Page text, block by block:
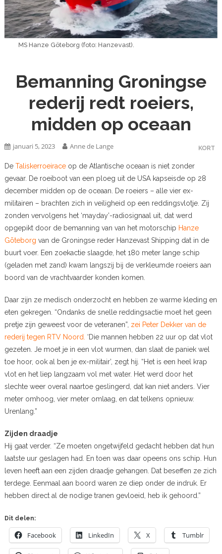
MS Hanze Göteborg (foto: Hanzevast).
Bemanning Groningse
rederij redt roeiers,
midden op oceaan
KORT
januari 5, 2023 Anne de Lange
De Taliskerroeirace op de Atlantische oceaan is niet zonder
gevaar. De roeiboot van een ploeg uit de USA kapseisde op 28
december midden op de oceaan. De roeiers – alle vier ex-
militairen – brachten zich in veiligheid op een reddingsvlotje. Zij
zonden vervolgens het ‘mayday’-radiosignaal uit, dat werd
opgepikt door de bemanning van van het motorschip Hanze
Gõteborg van de Groningse reder Hanzevast Shipping dat in de
buurt voer. Een zoekactie slaagde, het 180 meter lange schip
(geladen met zand) kwam langszij bij de verkleumde roeiers aan
boord van de vrachtvaarder konden komen.
Daar zijn ze medisch onderzocht en hebben ze warme kleding en
eten gekregen. “Ondanks de snelle reddingsactie moet het geen
pretje zijn geweest voor de veteranen”, zei Peter Dekker van de
rederij tegen RTV Noord.
‘Die mannen hebben 22 uur op dat vlot
gezeten. Je moet je in een vlot wurmen, dan slaat de paniek wel
toe hoor, ook al ben je ex-militair’, zegt hij. “Het is een heel krap
vlot en het liep langzaam vol met water. Het werd door het
slechte weer overal naartoe geslingerd, dat kan niet anders. Vier
meter omhoog, vier meter omlaag, en dat telkens opnieuw.
Urenlang.”
Zijden draadje
Hij gaat verder. “Ze moeten ongetwijfeld gedacht hebben dat hun
laatste uur geslagen had. En toen was daar opeens ons schip. Hun
leven heeft aan een zijden draadje gehangen. Dat beseffen ze zich
terdege. Eenmaal aan boord waren ze diep onder de indruk. Er
hebben direct al de nodige tranen gevloeid, heb ik gehoord.”
Dit delen:
Facebook LinkedIn X Tumblr